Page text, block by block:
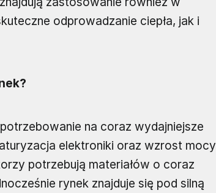
odprowadzanie ciepła, jak i
na coraz wydajniejsze
elektroniki oraz wzrost mocy
potrzebują materiałów o coraz
rynek znajduje się pod silną